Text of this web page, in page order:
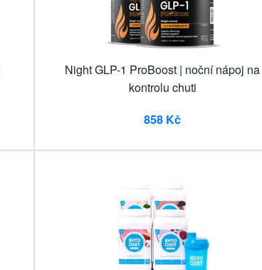
Night GLP-1 ProBoost | noční nápoj na
kontrolu chuti
858 Kč